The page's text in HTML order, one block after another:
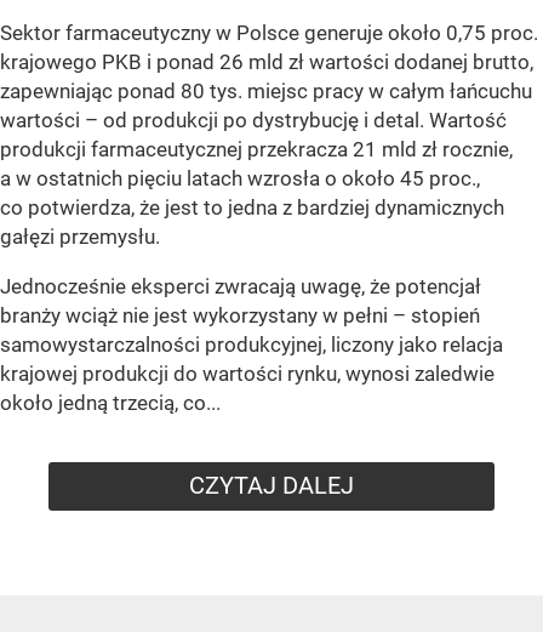
Sektor farmaceutyczny w Polsce generuje około 0,75 proc.
krajowego PKB i ponad 26 mld zł wartości dodanej brutto,
zapewniając ponad 80 tys. miejsc pracy w całym łańcuchu
wartości – od produkcji po dystrybucję i detal. Wartość
produkcji farmaceutycznej przekracza 21 mld zł rocznie,
a w ostatnich pięciu latach wzrosła o około 45 proc.,
co potwierdza, że jest to jedna z bardziej dynamicznych
gałęzi przemysłu.
Jednocześnie eksperci zwracają uwagę, że potencjał
branży wciąż nie jest wykorzystany w pełni – stopień
samowystarczalności produkcyjnej, liczony jako relacja
krajowej produkcji do wartości rynku, wynosi zaledwie
około jedną trzecią, co...
CZYTAJ DALEJ